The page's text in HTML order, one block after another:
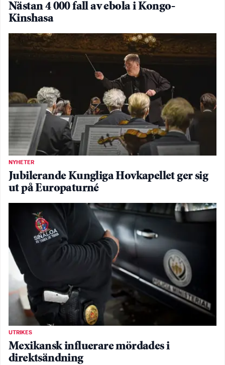
Nästan 4 000 fall av ebola i Kongo-
Kinshasa
NYHETER
Jubilerande Kungliga Hovkapellet ger sig
ut på Europaturné
UTRIKES
Mexikansk influerare mördades i
direktsändning